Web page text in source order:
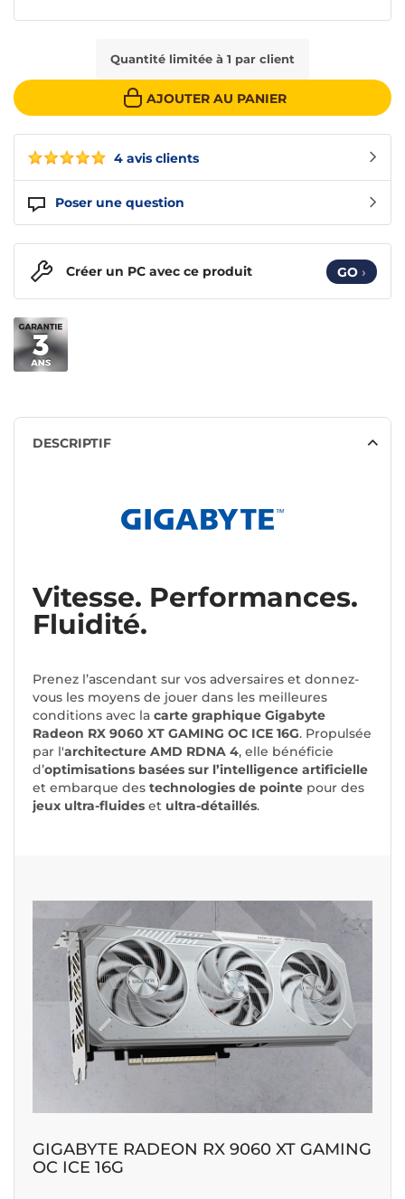
4 avis clients
Poser une question
Quantité limitée à 1 par client
AJOUTER AU PANIER
Créer un PC avec ce produit GO ›
DESCRIPTIF
Vitesse. Performances.
Fluidité.
Prenez l’ascendant sur vos adversaires et donnez-
vous les moyens de jouer dans les meilleures
conditions avec la carte graphique Gigabyte
Radeon RX 9060 XT GAMING OC ICE 16G. Propulsée
par l'architecture AMD RDNA 4, elle bénéficie
d’optimisations basées sur l’intelligence artificielle
et embarque des technologies de pointe pour des
jeux ultra-fluides et ultra-détaillés.
GIGABYTE RADEON RX 9060 XT GAMING
OC ICE 16G